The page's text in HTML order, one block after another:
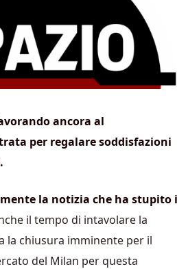
ancora al
per regalare soddisfazioni
la notizia che ha stupito i
il tempo di intavolare la
la chiusura imminente per il
del Milan per questa